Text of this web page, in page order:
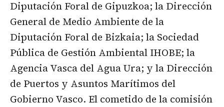
Diputación Foral de Gipuzkoa; la Dirección
General de Medio Ambiente de la
Diputación Foral de Bizkaia; la Sociedad
Pública de Gestión Ambiental IHOBE; la
Agencia Vasca del Agua Ura; y la Dirección
de Puertos y Asuntos Marítimos del
Gobierno Vasco. El cometido de la comisión